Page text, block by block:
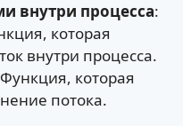
внутри процесса:
которая
внутри процесса.
которая
потока.